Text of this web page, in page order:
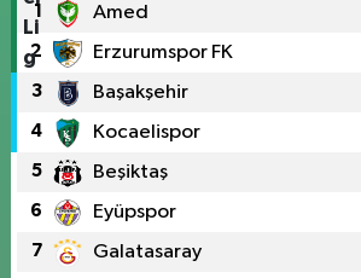
1 Amed
2 Erzurumspor FK
3 Başakşehir
4 Kocaelispor
5 Beşiktaş
6 Eyüpspor
7 Galatasaray